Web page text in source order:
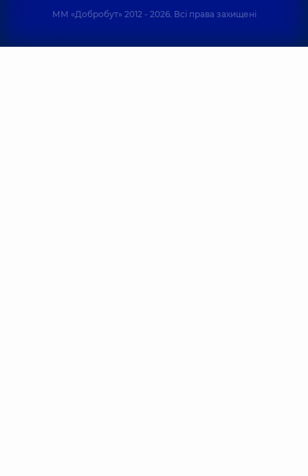
ММ «Добробут» 2012 - 2026. Всі права захищені